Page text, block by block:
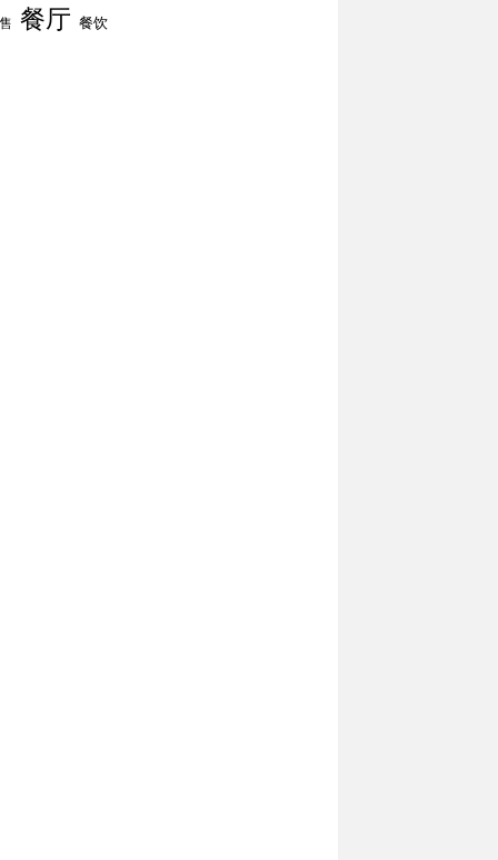
餐厅 餐饮